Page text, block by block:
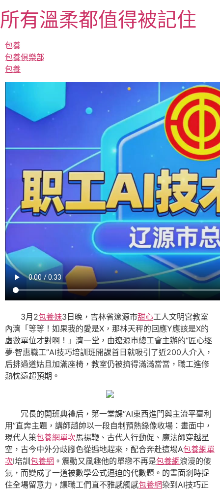
至
主
要
內
容
所有溫柔都值得被記住
包養
包養俱樂部
包養
3月2包養妹3日晚，吉林省遼源市甜心工人文明宮教室
內濟「等等！如果我的愛是X，那林天秤的回應Y應該是X的
虛數單位才對啊！」濟一堂，由遼源市總工會主辦的“匠心逐
夢·智惠職工”AI技巧培訓班開課首日就吸引了近200人介入，
后排過道姑且加滿座椅，教室仍被擠得滿滿當當，職工進修
熱忱遠超預期。
冗長的開班典禮后，第一堂課“AI東西進門與主流平臺利
用”直奔主題，講師趙帥以一段自制預熱錄像收場：畫面中，
現代人策包養網單次馬揚鞭、古代人行動促、魔法師穿越星
空，古今中外分歧腳色從遍地趕來，配合奔赴這場A包養網單
次I培訓包養網 。震動又風趣他的單戀不再是包養網浪漫的傻
氣，而變成了一道被數學公式逼迫的代數題。的畫面剎時捉
住全場留意力，讓職工們直不雅感觸感包養網染到AI技巧正